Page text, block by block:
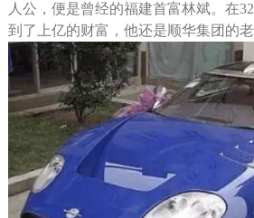
人公，便是曾经的福建首富林斌。在
到了上亿的财富，他还是顺华集团的老